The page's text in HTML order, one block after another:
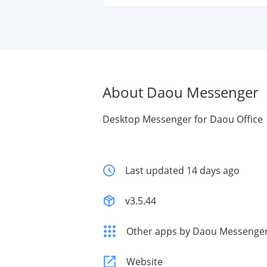
About Daou Messenger
Desktop Messenger for Daou Office
Last updated 14 days ago
v3.5.44
Other apps by Daou
Website